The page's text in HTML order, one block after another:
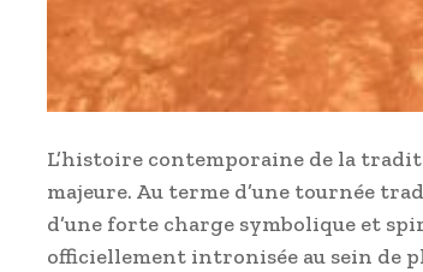
L’histoire contemporaine de la
majeure. Au terme d’une tournée
d’une forte charge symbolique et
officiellement intronisée au sein de